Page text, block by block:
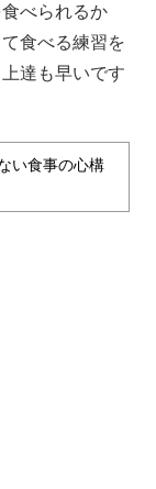
べられるか
食べる練習を
達も早いです
い食事の心構